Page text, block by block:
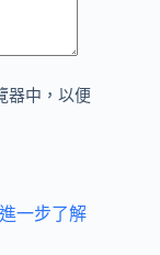
器中，以便
進一步了解